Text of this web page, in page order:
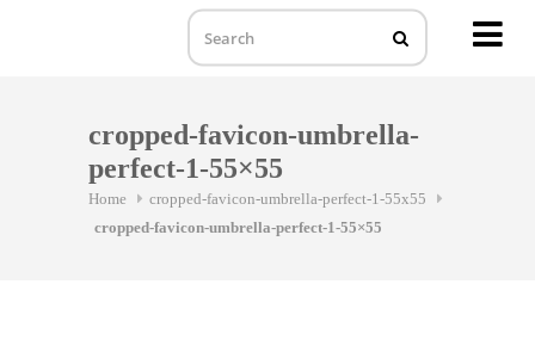
cropped-favicon-umbrella-
perfect-1-55×55
Home
cropped-favicon-umbrella-perfect-1-55x55
cropped-favicon-umbrella-perfect-1-55×55